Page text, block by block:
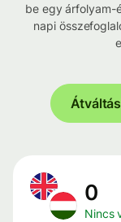
be egy árfolyam-
napi
0
Nincs